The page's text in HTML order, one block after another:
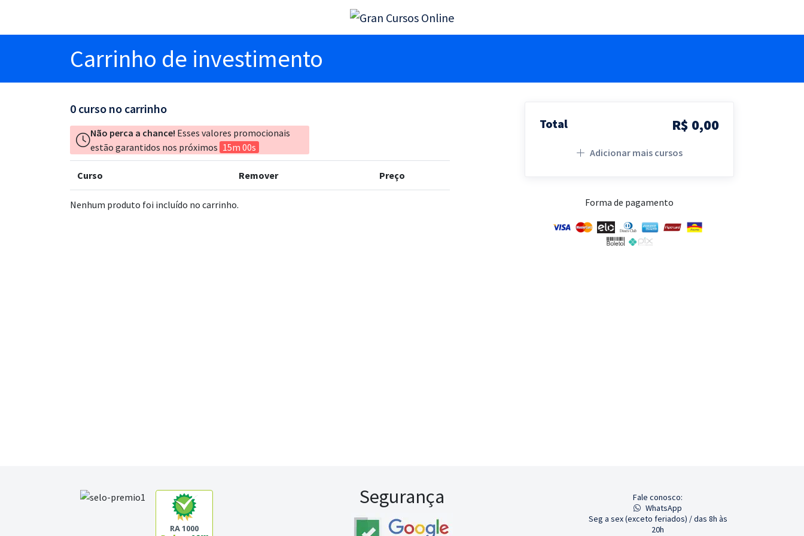
Carrinho de investimento
0 curso no carrinho
Não perca a chance! Esses valores promocionais
estão garantidos nos próximos 15m 00s
Curso Remover Preço
Nenhum produto foi incluído no carrinho.
Total R$ 0,00
Adicionar mais cursos
Forma de pagamento
RA 1000
Segurança
Fale conosco:
WhatsApp
Seg a sex (exceto feriados) / das 8h às
20h